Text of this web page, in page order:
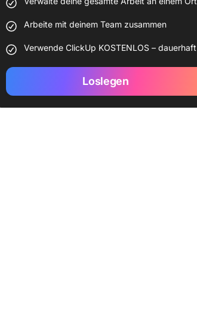
Arbeite mit deinem Team zusammen
Verwende ClickUp KOSTENLOS – dauerhaft
Loslegen